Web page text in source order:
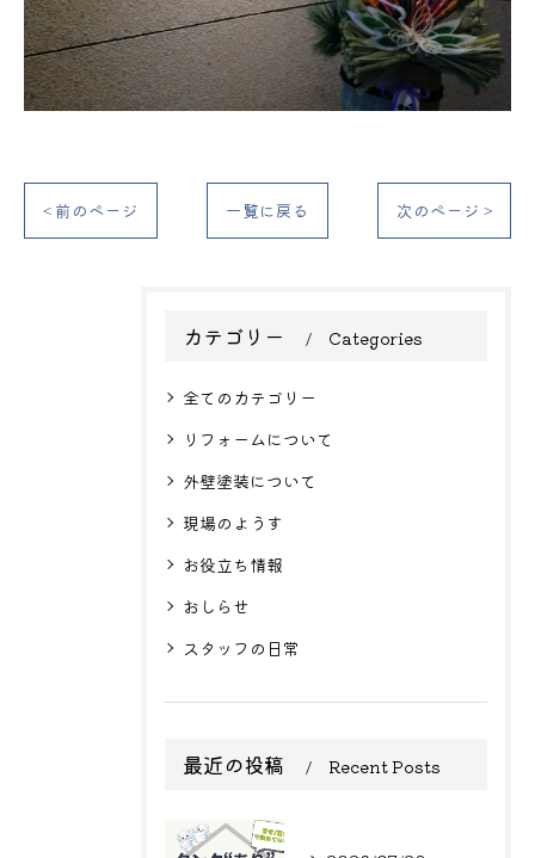
< 前のページ 一覧に戻る 次のページ >
カテゴリー Categories
全てのカテゴリー
リフォームについて
外壁塗装について
現場のようす
お役立ち情報
おしらせ
スタッフの日常
最近の投稿 Recent Posts